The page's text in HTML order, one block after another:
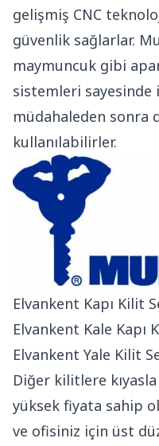
gelişmiş CNC
güvenlik sağlarlar.
maymuncuk gibi
sistemleri
müdahaleden sonra
kullanılabilirler.
Elvankent Kapı Kilit
Elvankent Kale Kapı
Elvankent Yale Kilit
Diğer kilitlere
yüksek fiyata sahip
ve ofisiniz için üst